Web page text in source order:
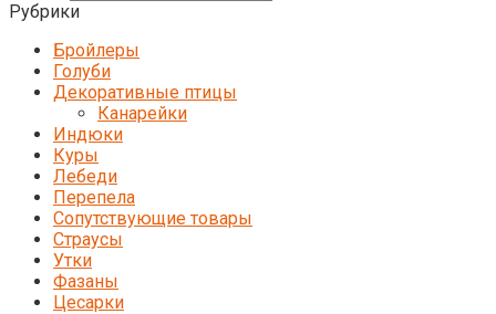
Рубрики
Бройлеры
Голуби
Декоративные птицы
Канарейки
Индюки
Куры
Лебеди
Перепела
Сопутствующие товары
Страусы
Утки
Фазаны
Цесарки